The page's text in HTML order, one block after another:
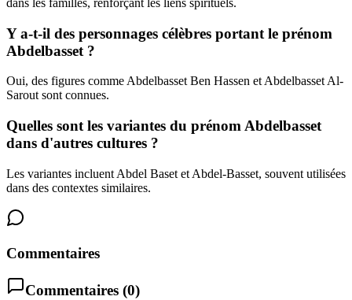
dans les familles, renforçant les liens spirituels.
Y a-t-il des personnages célèbres portant le prénom
Abdelbasset ?
Oui, des figures comme Abdelbasset Ben Hassen et Abdelbasset Al-
Sarout sont connues.
Quelles sont les variantes du prénom Abdelbasset
dans d'autres cultures ?
Les variantes incluent Abdel Baset et Abdel-Basset, souvent utilisées
dans des contextes similaires.
Commentaires
Commentaires (0)